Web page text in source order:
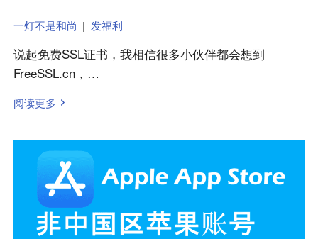
一灯不是和尚 | 发福利
说起免费SSL证书，我相信很多小伙伴都会想到
FreeSSL.cn，…
阅读更多